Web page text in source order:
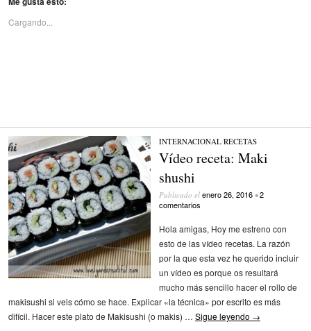
Cargando...
INTERNACIONAL/RECETAS
Vídeo receta: Maki
shushi
Publicado el enero 26, 2016 •2
comentarios
Hola amigas, Hoy me estreno con
esto de las vídeo recetas. La razón
por la que esta vez he querido incluir
un vídeo es porque os resultará
mucho más sencillo hacer el rollo de
makisushi si veis cómo se hace. Explicar «la técnica» por escrito es más
difícil. Hacer este plato de Makisushi (o makis) … Sigue leyendo →